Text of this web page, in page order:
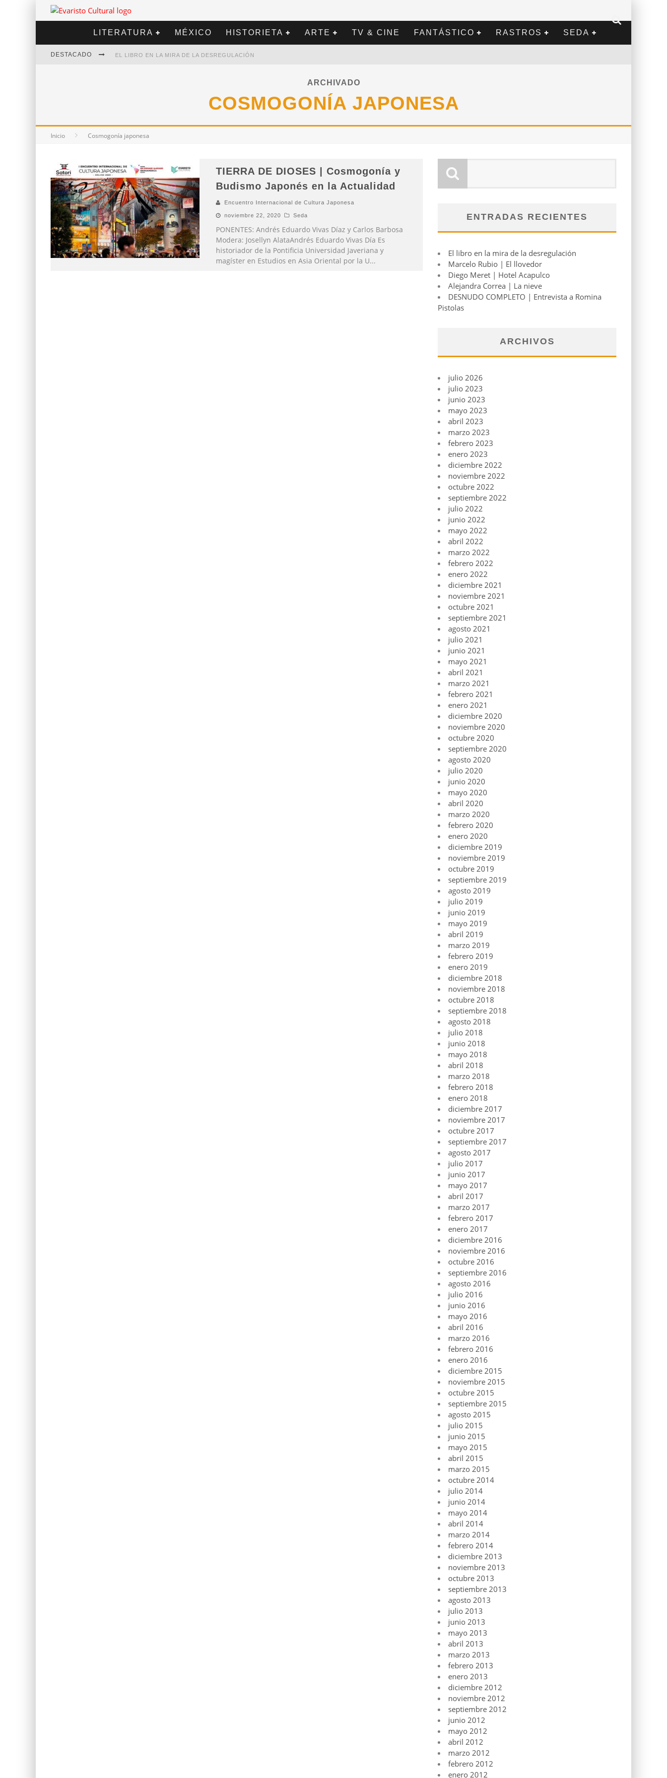
LITERATURA MÉXICO HISTORIETA ARTE TV & CINE FANTÁSTICO RASTROS SEDA
DESTACADO EL LIBRO EN LA MIRA DE LA DESREGULACIÓN
DIEGO MERET | HOTEL ACAPULCO
ARCHIVADO
COSMOGONÍA JAPONESA
Inicio Cosmogonía japonesa
TIERRA DE DIOSES | Cosmogonía y
Budismo Japonés en la Actualidad
Encuentro Internacional de Cultura Japonesa
noviembre 22, 2020 Seda
PONENTES: Andrés Eduardo Vivas Díaz y Carlos Barbosa
Modera: Josellyn AlataAndrés Eduardo Vivas Día Es
historiador de la Pontificia Universidad Javeriana y
magíster en Estudios en Asia Oriental por la U...
ENTRADAS RECIENTES
El libro en la mira de la desregulación
Marcelo Rubio | El llovedor
Diego Meret | Hotel Acapulco
Alejandra Correa | La nieve
DESNUDO COMPLETO | Entrevista a Romina
Pistolas
ARCHIVOS
julio 2026
julio 2023
junio 2023
mayo 2023
abril 2023
marzo 2023
febrero 2023
enero 2023
diciembre 2022
noviembre 2022
octubre 2022
septiembre 2022
julio 2022
junio 2022
mayo 2022
abril 2022
marzo 2022
febrero 2022
enero 2022
diciembre 2021
noviembre 2021
octubre 2021
septiembre 2021
agosto 2021
julio 2021
junio 2021
mayo 2021
abril 2021
marzo 2021
febrero 2021
enero 2021
diciembre 2020
noviembre 2020
octubre 2020
septiembre 2020
agosto 2020
julio 2020
junio 2020
mayo 2020
abril 2020
marzo 2020
febrero 2020
enero 2020
diciembre 2019
noviembre 2019
octubre 2019
septiembre 2019
agosto 2019
julio 2019
junio 2019
mayo 2019
abril 2019
marzo 2019
febrero 2019
enero 2019
diciembre 2018
noviembre 2018
octubre 2018
septiembre 2018
agosto 2018
julio 2018
junio 2018
mayo 2018
abril 2018
marzo 2018
febrero 2018
enero 2018
diciembre 2017
noviembre 2017
octubre 2017
septiembre 2017
agosto 2017
julio 2017
junio 2017
mayo 2017
abril 2017
marzo 2017
febrero 2017
enero 2017
diciembre 2016
noviembre 2016
octubre 2016
septiembre 2016
agosto 2016
julio 2016
junio 2016
mayo 2016
abril 2016
marzo 2016
febrero 2016
enero 2016
diciembre 2015
noviembre 2015
octubre 2015
septiembre 2015
agosto 2015
julio 2015
junio 2015
mayo 2015
abril 2015
marzo 2015
octubre 2014
julio 2014
junio 2014
mayo 2014
abril 2014
marzo 2014
febrero 2014
diciembre 2013
noviembre 2013
octubre 2013
septiembre 2013
agosto 2013
julio 2013
junio 2013
mayo 2013
abril 2013
marzo 2013
febrero 2013
enero 2013
diciembre 2012
noviembre 2012
septiembre 2012
junio 2012
mayo 2012
abril 2012
marzo 2012
febrero 2012
enero 2012